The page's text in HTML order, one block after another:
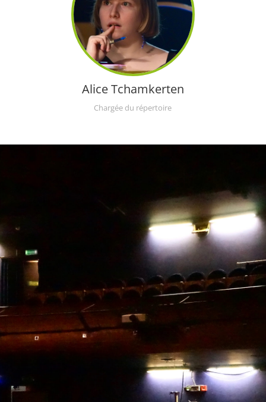
Alice Tchamkerten
Chargée du répertoire